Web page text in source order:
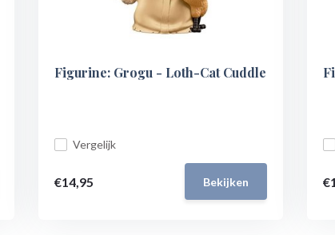
Figurine: Grogu - Loth-Cat Cuddle
Vergelijk
€14,95 Bekijken